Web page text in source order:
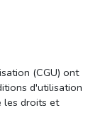
(CGU) ont
d'utilisation
les droits et